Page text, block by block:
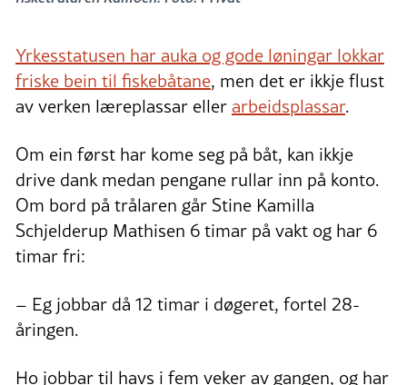
Yrkesstatusen har auka og gode løningar lokkar
friske bein til fiskebåtane, men det er ikkje flust
av verken læreplassar ellerarbeidsplassar.
Om ein først har kome seg på båt, kan ikkje
drive dank medan pengane rullar inn på konto.
Om bord på trålaren går Stine Kamilla
Schjelderup Mathisen 6 timar på vakt og har 6
timar fri:
– Eg jobbar då 12 timar i døgeret, fortel 28-
åringen.
Ho jobbar til havs i fem veker av gangen, og har